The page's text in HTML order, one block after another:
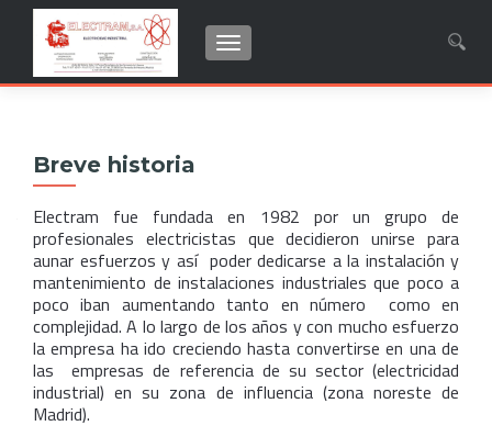
CAMBIAR NAVEGACIÓN
Breve historia
Electram fue fundada en 1982 por un grupo de
profesionales electricistas que decidieron unirse para
aunar esfuerzos y así poder dedicarse a la instalación y
mantenimiento de instalaciones industriales que poco a
poco iban aumentando tanto en número como en
complejidad. A lo largo de los años y con mucho esfuerzo
la empresa ha ido creciendo hasta convertirse en una de
las empresas de referencia de su sector (electricidad
industrial) en su zona de influencia (zona noreste de
Madrid).